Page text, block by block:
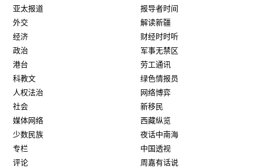
亚太报道
外交
经济
政治
港台
科教文
人权法治
社会
媒体网络
少数民族
专栏
评论
报导者时间
解读新疆
财经时时听
军事无禁区
劳工通讯
绿色情报员
网络博弈
新移民
西藏纵览
夜话中南海
中国透视
周嘉有话说